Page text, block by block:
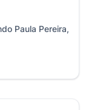
Paula Pereira,